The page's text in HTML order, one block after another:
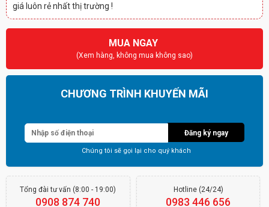
giá luôn rẻ nhất thị trường !
MUA NGAY
(Xem hàng, không mua không sao)
CHƯƠNG TRÌNH KHUYẾN MÃI
Đăng ký ngay
Chúng tôi sẽ gọi lại cho quý khách
Tổng đài tư vấn (8:00 - 19:00)
0908 874 740
Hotline (24/24)
0983 446 656